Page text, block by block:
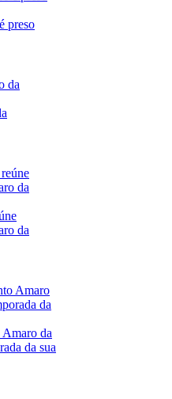
preso
da
da
da sua